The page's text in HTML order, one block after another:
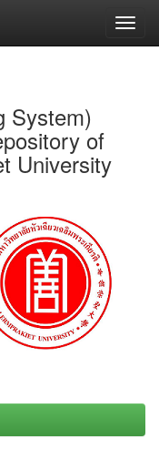
System)
of
University